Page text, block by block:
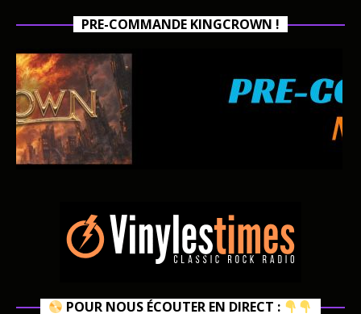
PRE-COMMANDE KINGCROWN !
POUR NOUS ÉCOUTER EN DIRECT :